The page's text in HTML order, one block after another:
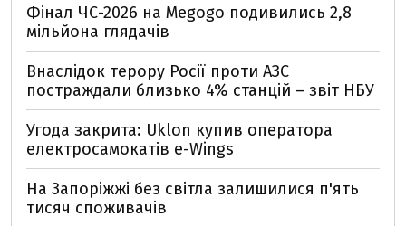
Фінал ЧС-2026 на Megogo подивились 2,8
мільйона глядачів
Внаслідок терору Росії проти АЗС
постраждали близько 4% станцій – звіт НБУ
Угода закрита: Uklon купив оператора
електросамокатів e-Wings
На Запоріжжі без світла залишилися п'ять
тисяч споживачів